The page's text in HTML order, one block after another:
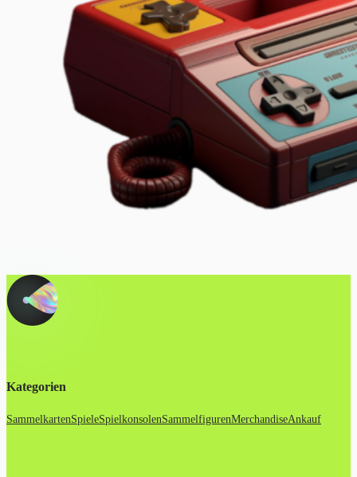
Kategorien
SammelkartenSpieleSpielkonsolenSammelfigurenMerchandiseAnkauf